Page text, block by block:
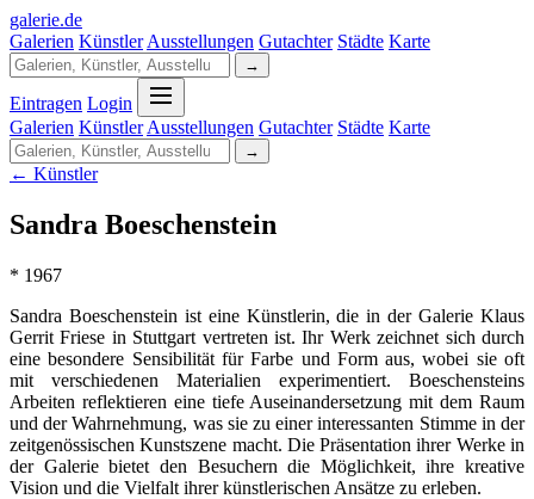
galerie.de
Galerien Künstler Ausstellungen Gutachter Städte Karte
→
Eintragen Login
Galerien Künstler Ausstellungen Gutachter Städte Karte
→
← Künstler
Sandra Boeschenstein
* 1967
Sandra Boeschenstein ist eine Künstlerin, die in der Galerie Klaus
Gerrit Friese in Stuttgart vertreten ist. Ihr Werk zeichnet sich durch
eine besondere Sensibilität für Farbe und Form aus, wobei sie oft
mit verschiedenen Materialien experimentiert. Boeschensteins
Arbeiten reflektieren eine tiefe Auseinandersetzung mit dem Raum
und der Wahrnehmung, was sie zu einer interessanten Stimme in der
zeitgenössischen Kunstszene macht. Die Präsentation ihrer Werke in
der Galerie bietet den Besuchern die Möglichkeit, ihre kreative
Vision und die Vielfalt ihrer künstlerischen Ansätze zu erleben.